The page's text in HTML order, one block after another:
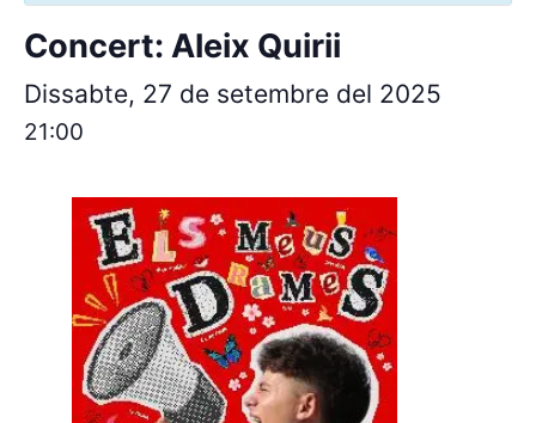
Concert: Aleix Quirii
Dissabte, 27 de setembre del 2025
21:00